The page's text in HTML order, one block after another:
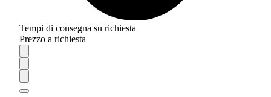
Tempi di consegna su richiesta
Prezzo a richiesta